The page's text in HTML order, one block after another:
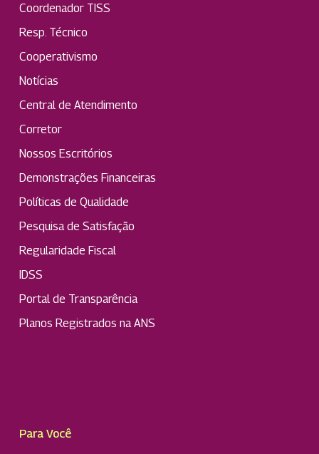
Coordenador TISS
Resp. Técnico
Cooperativismo
Notícias
Central de Atendimento
Corretor
Nossos Escritórios
Demonstrações Financeiras
Políticas de Qualidade
Pesquisa de Satisfação
Regularidade Fiscal
IDSS
Portal de Transparência
Planos Registrados na ANS
Para Você